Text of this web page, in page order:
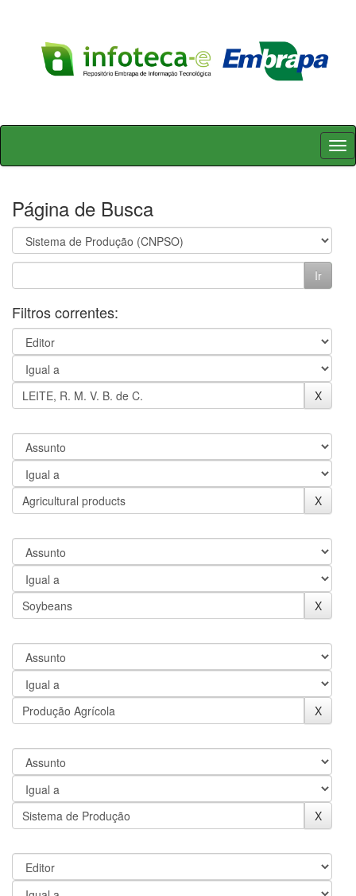
Skip
Página de Busca
Filtros correntes: